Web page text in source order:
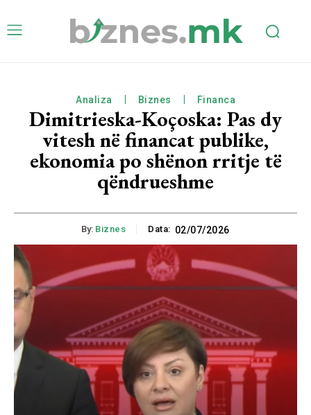
Analiza Biznes Financa
Dimitrieska-Koçoska: Pas dy
vitesh në financat publike,
ekonomia po shënon rritje të
qëndrueshme
By: Biznes Data: 02/07/2026